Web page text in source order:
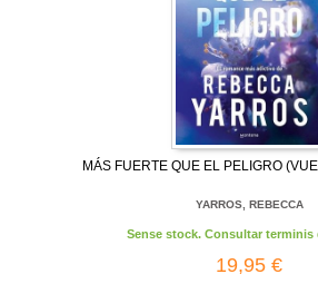
MÁS FUERTE QUE EL PELIGRO
YARROS, REBECCA
Sense stock. Consultar terminis
19,95 €